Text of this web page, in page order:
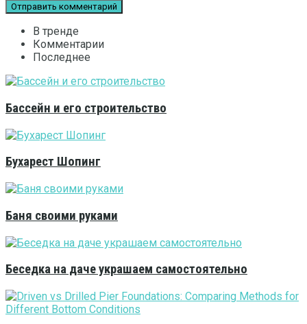
В тренде
Комментарии
Последнее
Бассейн и его строительство
Бухарест Шопинг
Баня своими руками
Беседка на даче украшаем самостоятельно